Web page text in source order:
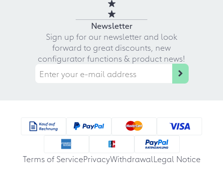
Newsletter
Sign up for our newsletter and look
forward to great discounts, new
configurator functions & product news!
Terms of ServicePrivacyWithdrawalLegal Notice